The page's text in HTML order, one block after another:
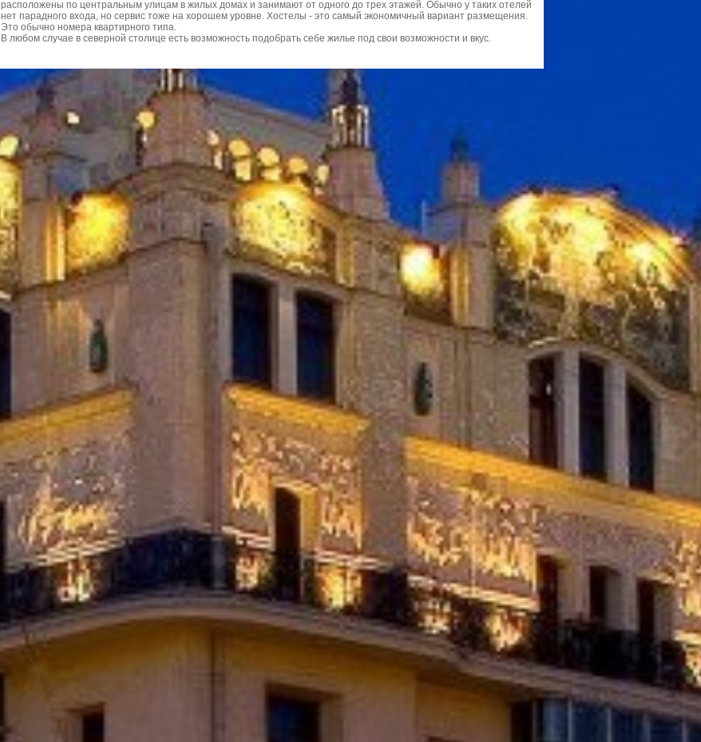
расположены по центральным улицам в жилых домах и занимают от одного до трех этажей. Обычно у таких отелей
нет парадного входа, но сервис тоже на хорошем уровне. Хостелы - это самый экономичный вариант размещения.
Это обычно номера квартирного типа.
В любом случае в северной столице есть возможность подобрать себе жилье под свои возможности и вкус.